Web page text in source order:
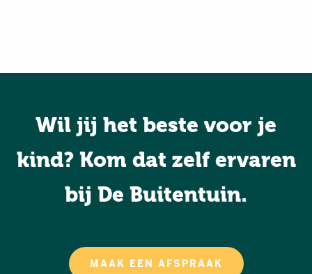
Wil jij het beste voor je
kind? Kom dat zelf ervaren
bij De Buitentuin.
MAAK EEN AFSPRAAK